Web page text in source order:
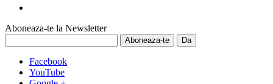
Aboneaza-te la Newsletter
Facebook
YouTube